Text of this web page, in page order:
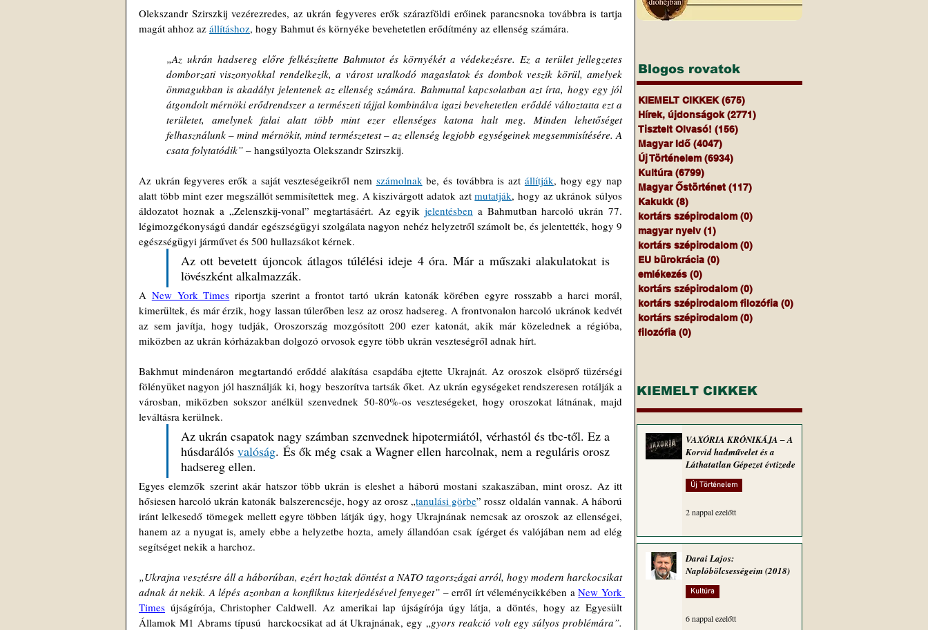
Olekszandr Szirszkij vezérezredes, az ukrán fegyveres erők szárazföldi erőinek parancsnoka továbbra is tartja
magát ahhoz az állításhoz, hogy Bahmut és környéke bevehetetlen erődítmény az ellenség számára.
„Az ukrán hadsereg előre felkészítette Bahmutot és környékét a védekezésre. Ez a terület jellegzetes
domborzati viszonyokkal rendelkezik, a várost uralkodó magaslatok és dombok veszik körül, amelyek
önmagukban is akadályt jelentenek az ellenség számára. Bahmuttal kapcsolatban azt írta, hogy egy jól
átgondolt mérnöki erődrendszer a természeti tájjal kombinálva igazi bevehetetlen erőddé változtatta ezt a
területet, amelynek falai alatt több mint ezer ellenséges katona halt meg. Minden lehetőséget
felhasználunk – mind mérnökit, mind természetest – az ellenség legjobb egységeinek megsemmisítésére. A
csata folytatódik” – hangsúlyozta Olekszandr Szirszkij.
Az ukrán fegyveres erők a saját veszteségeikről nem számolnak be, és továbbra is azt állítják, hogy egy nap
alatt több mint ezer megszállót semmisítettek meg. A kiszivárgott adatok azt mutatják, hogy az ukránok súlyos
áldozatot hoznak a „Zelenszkij-vonal” megtartásáért. Az egyik jelentésben a Bahmutban harcoló ukrán 77.
légimozgékonyságú dandár egészségügyi szolgálata nagyon nehéz helyzetről számolt be, és jelentették, hogy 9
egészségügyi járművet és 500 hullazsákot kérnek.
Az ott bevetett újoncok átlagos túlélési ideje 4 óra. Már a műszaki alakulatokat is
lövészként alkalmazzák.
A New York Times riportja szerint a frontot tartó ukrán katonák körében egyre rosszabb a harci morál,
kimerültek, és már érzik, hogy lassan túlerőben lesz az orosz hadsereg. A frontvonalon harcoló ukránok kedvét
az sem javítja, hogy tudják, Oroszország mozgósított 200 ezer katonát, akik már közelednek a régióba,
miközben az ukrán kórházakban dolgozó orvosok egyre több ukrán veszteségről adnak hírt.
Bakhmut mindenáron megtartandó erőddé alakítása csapdába ejtette Ukrajnát. Az oroszok elsöprő tüzérségi
fölényüket nagyon jól használják ki, hogy beszorítva tartsák őket. Az ukrán egységeket rendszeresen rotálják a
városban, miközben sokszor anélkül szenvednek 50-80%-os veszteségeket, hogy oroszokat látnának, majd
leváltásra kerülnek.
Az ukrán csapatok nagy számban szenvednek hipotermiától, vérhastól és tbc-től. Ez a
húsdarálós valóság. És ők még csak a Wagner ellen harcolnak, nem a reguláris orosz
hadsereg ellen.
Egyes elemzők szerint akár hatszor több ukrán is eleshet a háború mostani szakaszában, mint orosz. Az itt
hősiesen harcoló ukrán katonák balszerencséje, hogy az orosz „tanulási görbe” rossz oldalán vannak. A háború
iránt lelkesedő tömegek mellett egyre többen látják úgy, hogy Ukrajnának nemcsak az oroszok az ellenségei,
hanem az a nyugat is, amely ebbe a helyzetbe hozta, amely állandóan csak ígérget és valójában nem ad elég
segítséget nekik a harchoz.
„Ukrajna vesztésre áll a háborúban, ezért hoztak döntést a NATO tagországai arról, hogy modern harckocsikat
adnak át nekik. A lépés azonban a konfliktus kiterjedésével fenyeget” – erről írt véleménycikkében a New York
Times újságírója, Christopher Caldwell. Az amerikai lap újságírója úgy látja, a döntés, hogy az Egyesült
Államok M1 Abrams típusú  harckocsikat ad át Ukrajnának, egy „gyors reakció volt egy súlyos problémára”.
Blogos rovatok
KIEMELT CIKKEK (675)
Hírek, újdonságok (2771)
Tisztelt Olvasó! (156)
Magyar Idő (4047)
Új Történelem (6934)
Kultúra (6799)
Magyar Őstörténet (117)
Kakukk (8)
kortárs szépirodalom (0)
magyar nyelv (1)
kortárs szépirodalom (0)
EU bürokrácia (0)
emlékezés (0)
kortárs szépirodalom (0)
kortárs szépirodalom filozófia (0)
kortárs szépirodalom (0)
filozófia (0)
KIEMELT CIKKEK
VAXÓRIA KRÓNIKÁJA ‒ A
Korvid hadművelet és a
Láthatatlan Gépezet évtizede
Új Történelem
2 nappal ezelőtt
Darai Lajos:
Naplóbölcsességeim (2018)
Kultúra
6 nappal ezelőtt